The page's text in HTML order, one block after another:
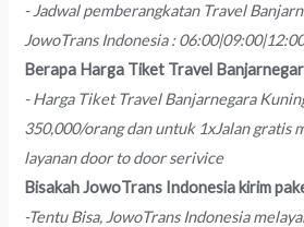
- Jadwal pemberangkatan Travel
JowoTrans Indonesia :
Berapa Harga Tiket Travel
- Harga Tiket Travel Banjarnegara
350,000/orang dan untuk 1xJalan gratis
layanan door to door serivice
Bisakah JowoTrans Indonesia kirim
-Tentu Bisa, JowoTrans Indonesia